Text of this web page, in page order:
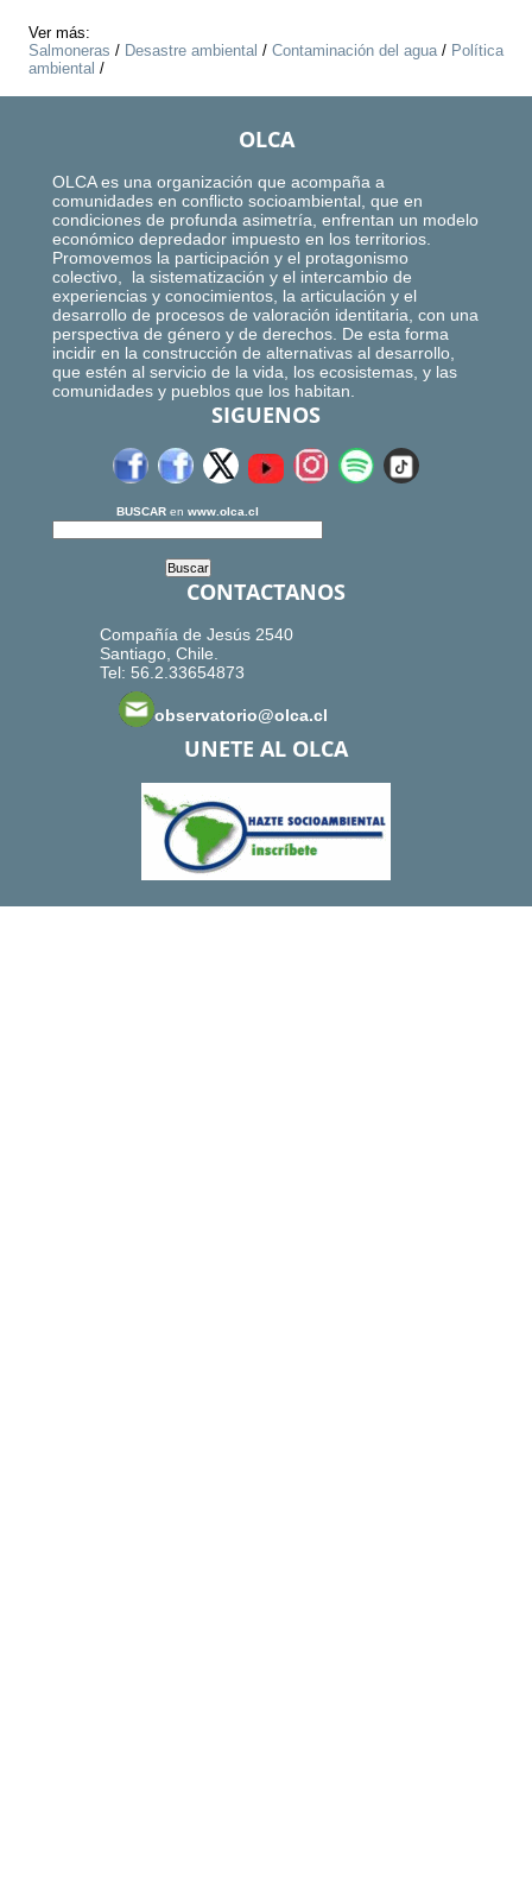
Ver más:
Salmoneras / Desastre ambiental / Contaminación del agua/ Política
ambiental /
OLCA
OLCA es una organización que acompaña a
comunidades en conflicto socioambiental, que en
condiciones de profunda asimetría, enfrentan un modelo
económico depredador impuesto en los territorios.
Promovemos la participación y el protagonismo
colectivo, la sistematización y el intercambio de
experiencias y conocimientos, la articulación y el
desarrollo de procesos de valoración identitaria, con una
perspectiva de género y de derechos. De esta forma
incidir en la construcción de alternativas al desarrollo,
que estén al servicio de la vida, los ecosistemas, y las
comunidades y pueblos que los habitan.
SIGUENOS
BUSCAR en www.olca.cl
CONTACTANOS
Compañía de Jesús 2540
Santiago, Chile.
Tel: 56.2.33654873
observatorio@olca.cl
UNETE AL OLCA